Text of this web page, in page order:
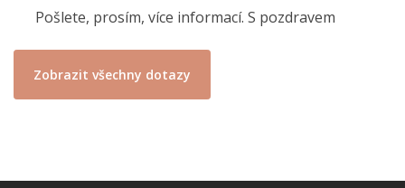
Pošlete, prosím, více informací. S pozdravem
Zobrazit všechny dotazy